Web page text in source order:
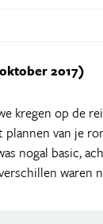
2017)
kregen op de
van je
nogal basic,
waren